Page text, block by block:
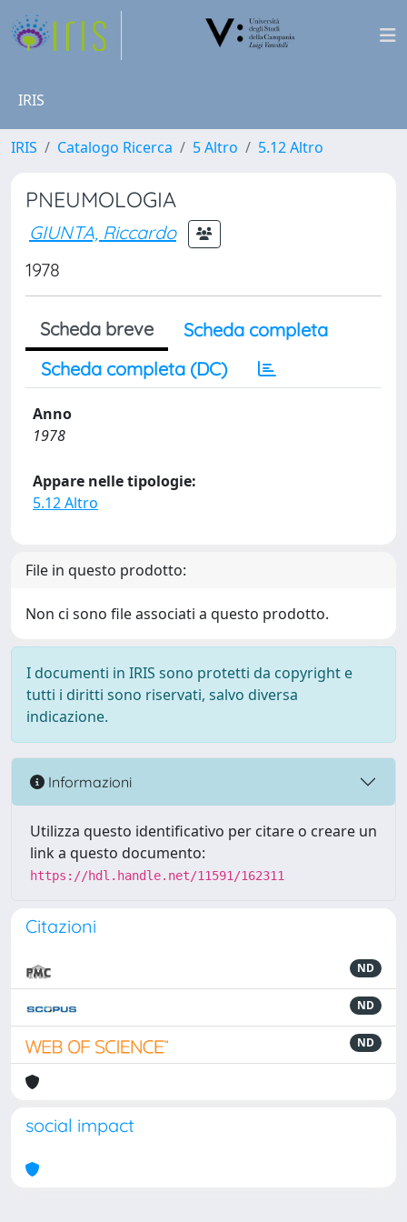
IRIS
IRIS Catalogo Ricerca 5 Altro 5.12 Altro
PNEUMOLOGIA
GIUNTA, Riccardo
1978
Scheda breve
Scheda completa
Scheda completa (DC)
Anno
1978
Appare nelle tipologie:
5.12 Altro
File in questo prodotto:
Non ci sono file associati a questo prodotto.
I documenti in IRIS sono protetti da copyright e
tutti i diritti sono riservati, salvo diversa
indicazione.
Informazioni
Utilizza questo identificativo per citare o creare un
link a questo documento:
https://hdl.handle.net/11591/162311
Citazioni
ND
ND
ND
social impact